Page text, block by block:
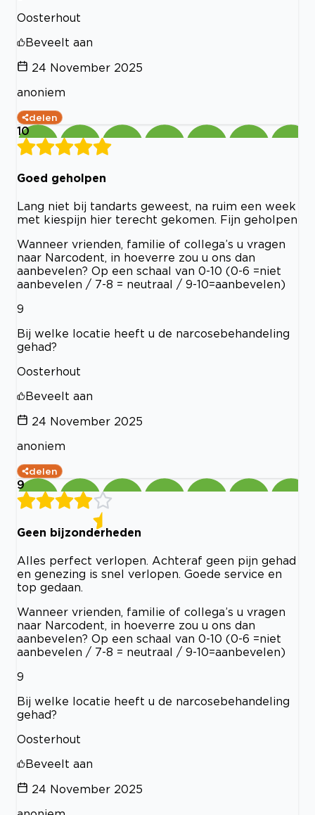
Oosterhout
Beveelt aan
24 November 2025
anoniem
delen
10
Goed geholpen
Lang niet bij tandarts geweest, na ruim een week
met kiespijn hier terecht gekomen. Fijn geholpen
Wanneer vrienden, familie of collega’s u vragen
naar Narcodent, in hoeverre zou u ons dan
aanbevelen? Op een schaal van 0-10 (0-6 =niet
aanbevelen / 7-8 = neutraal / 9-10=aanbevelen)
9
Bij welke locatie heeft u de narcosebehandeling
gehad?
Oosterhout
Beveelt aan
24 November 2025
anoniem
delen
9
Geen bijzonderheden
Alles perfect verlopen. Achteraf geen pijn gehad
en genezing is snel verlopen. Goede service en
top gedaan.
Wanneer vrienden, familie of collega’s u vragen
naar Narcodent, in hoeverre zou u ons dan
aanbevelen? Op een schaal van 0-10 (0-6 =niet
aanbevelen / 7-8 = neutraal / 9-10=aanbevelen)
9
Bij welke locatie heeft u de narcosebehandeling
gehad?
Oosterhout
Beveelt aan
24 November 2025